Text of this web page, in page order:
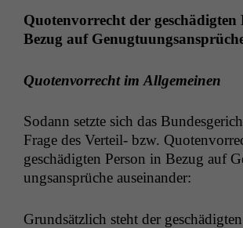
Quoten­vor­recht der geschädigten
Bezug auf
Quoten­vor­recht im Allgemeinen
Sodann set­zte sich das
Frage des Verteil- bzw.
geschädigten Per­son in Bezug auf
ungsansprüche auseinander:
Grund­sät­zlich ste­ht der